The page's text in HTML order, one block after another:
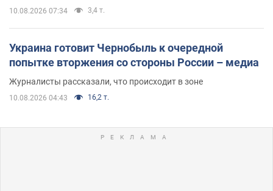
10.08.2026 07:34 3,4 т.
Украина готовит Чернобыль к очередной
попытке вторжения со стороны России – медиа
Журналисты рассказали, что происходит в зоне
10.08.2026 04:43 16,2 т.